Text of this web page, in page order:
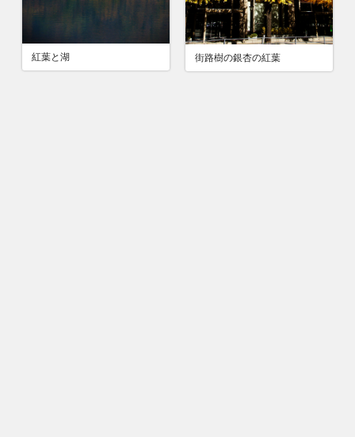
紅葉と湖 街路樹の銀杏の紅葉